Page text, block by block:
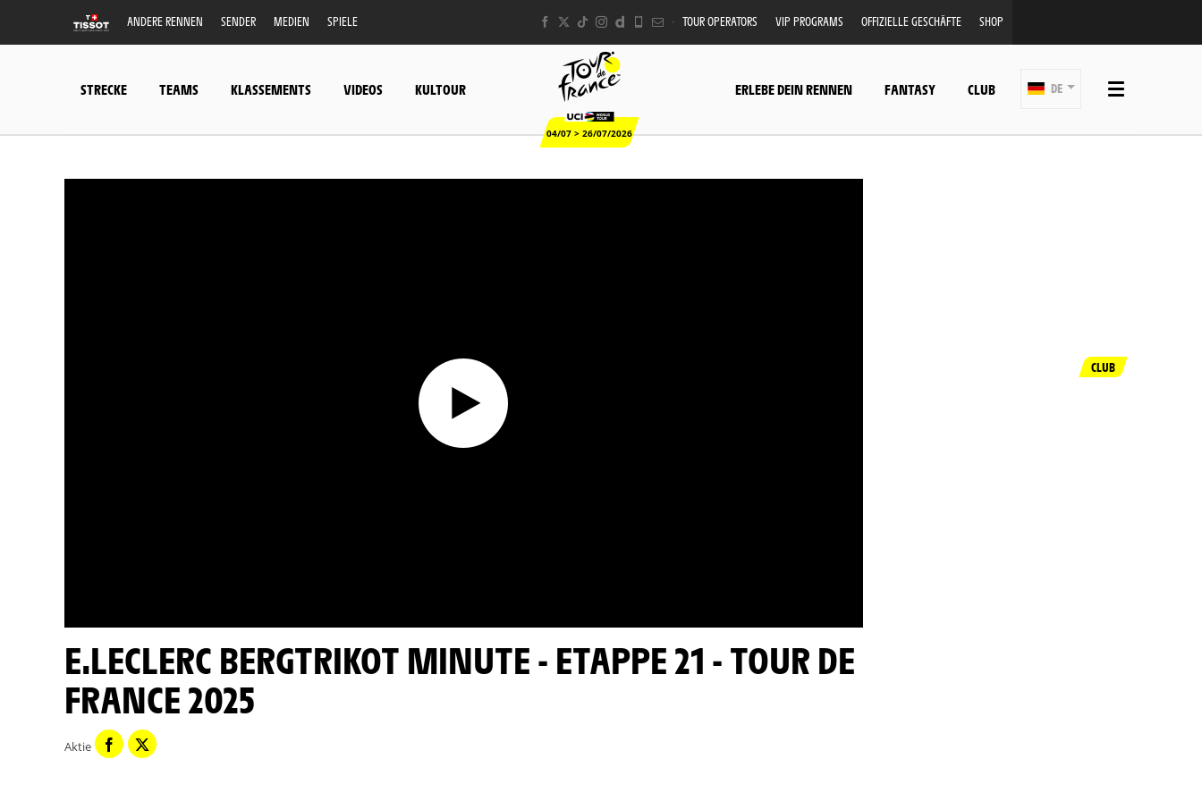
ANDERE RENNEN SENDER MEDIEN SPIELE TOUR OPERATORS VIP PROGRAMS OFFIZIELLE GESCHÄFTE SHOP
STRECKE TEAMS KLASSEMENTS VIDEOS KULTOUR
04/07 > 26/07/2026
ERLEBE DEIN RENNEN FANTASY CLUB DE
E.LECLERC BERGTRIKOT MINUTE - ETAPPE 21 - TOUR DE
FRANCE 2025
Aktie
CLUB